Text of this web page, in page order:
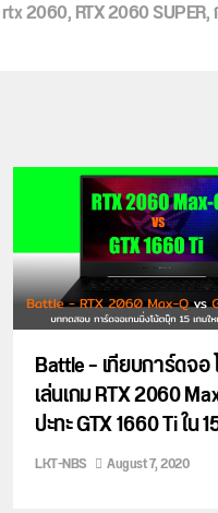
2060,RTX 2060 SUPER,
Battle – เทียบการ์ดจอ
เล่นเกม RTX 2060
ปะทะ GTX 1660 Ti ใน
LKT-NBS August 7, 2020